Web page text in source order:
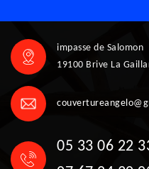
impasse de Salomon
19100 Brive La
05 33 06 22